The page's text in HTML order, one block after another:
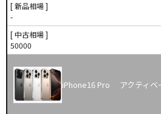
[ 新品相場 ]
-
[ 中古相場 ]
50000
iPhone16 Pro アクティベ